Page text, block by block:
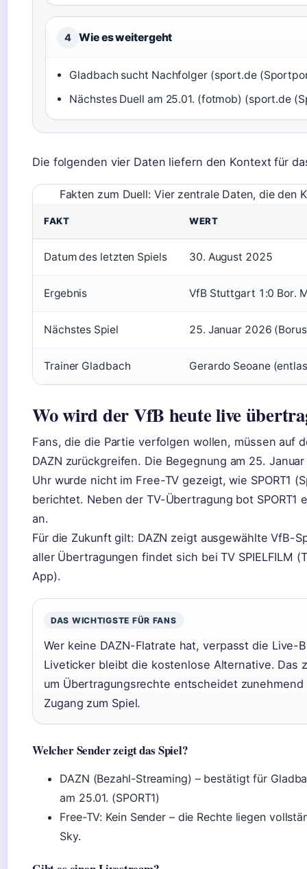
4 Wie es weitergeht
Gladbach sucht Nachfolger (sport.de
Nächstes Duell am 25.01. (fotmob) (sport.de
Die folgenden vier Daten liefern den Kontext für
Fakten zum Duell: Vier zentrale Daten, die den
FAKT WERT
Datum des letzten Spiels 30. August 2025
Ergebnis VfB Stuttgart 1:0 Bor.
Nächstes Spiel 25. Januar 2026
Trainer Gladbach Gerardo Seoane
Wo wird der VfB heute live
Fans, die die Partie verfolgen wollen, müssen auf
DAZN zurückgreifen. Die Begegnung am 25.
Uhr wurde nicht im Free-TV gezeigt, wie SPORT1
berichtet. Neben der TV-Übertragung bot SPORT1
an.
Für die Zukunft gilt: DAZN zeigt ausgewählte VfB-
aller Übertragungen findet sich bei TV SPIELFILM
App).
DAS WICHTIGSTE FÜR FANS
Wer keine DAZN-Flatrate hat, verpasst die Live-
Liveticker bleibt die kostenlose Alternative. Das
um Übertragungsrechte entscheidet zunehmend
Zugang zum Spiel.
Welcher Sender zeigt das Spiel?
DAZN (Bezahl-Streaming) – bestätigt für
am 25.01. (SPORT1)
Free-TV: Kein Sender – die Rechte liegen
Sky.